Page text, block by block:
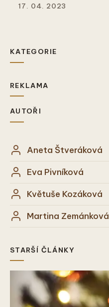
17. 04. 2023
KATEGORIE
REKLAMA
AUTOŘI
Aneta Štveráková
Eva Pivníková
Květuše Kozáková
Martina Zemánková
STARŠÍ ČLÁNKY